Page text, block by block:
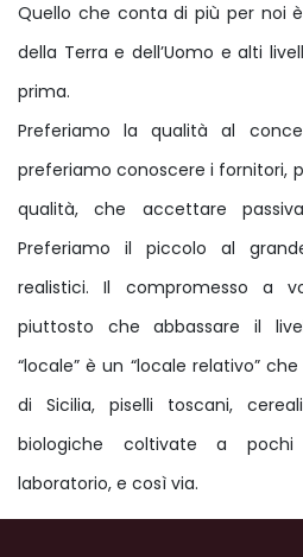
Quello che conta di più per noi
della Terra e dell’Uomo e alti
prima.
Preferiamo la qualità al
preferiamo conoscere i fornitori,
qualità, che accettare
Preferiamo il piccolo al
realistici. Il compromesso a
piuttosto che abbassare il
“locale” è un “locale relativo”
di Sicilia, piselli toscani,
biologiche coltivate a
laboratorio, e così via.